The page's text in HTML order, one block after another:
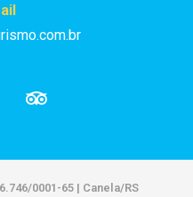
0001-65 | Canela/RS